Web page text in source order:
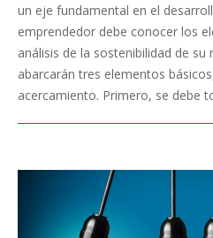
un eje fundamental en el
emprendedor debe conocer los
análisis de la sostenibilidad de
abarcarán tres elementos
acercamiento. Primero, se debe